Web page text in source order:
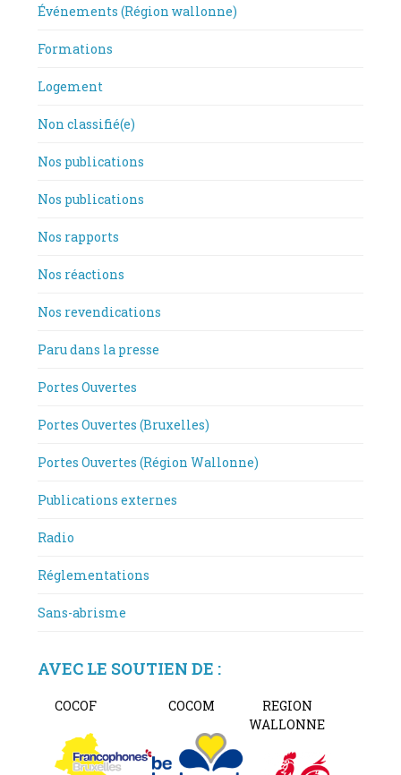
Événements (Région wallonne)
Formations
Logement
Non classifié(e)
Nos publications
Nos publications
Nos rapports
Nos réactions
Nos revendications
Paru dans la presse
Portes Ouvertes
Portes Ouvertes (Bruxelles)
Portes Ouvertes (Région Wallonne)
Publications externes
Radio
Réglementations
Sans-abrisme
AVEC LE SOUTIEN DE :
COCOF COCOM
REGION
WALLONNE